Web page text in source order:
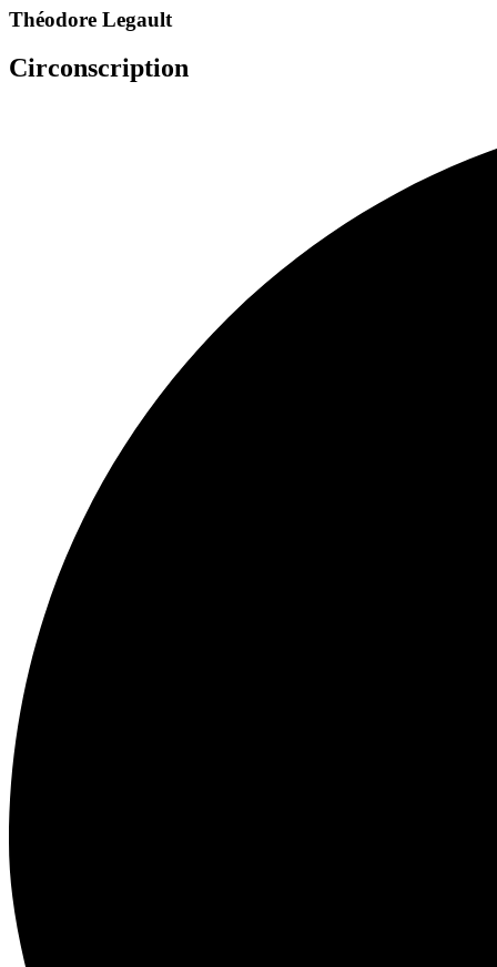
Théodore Legault
Circonscription